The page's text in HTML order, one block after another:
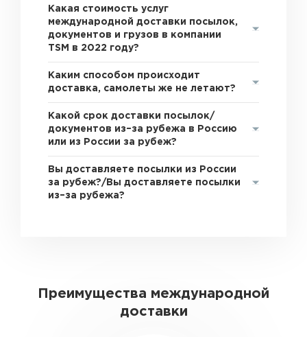
Какая стоимость услуг
международной доставки посылок,
документов и грузов в компании
TSM в 2022 году?
Каким способом происходит
доставка, самолеты же не летают?
Какой срок доставки посылок/
документов из–за рубежа в Россию
или из России за рубеж?
Вы доставляете посылки из России
за рубеж?/Вы доставляете посылки
из–за рубежа?
Преимущества международной
доставки